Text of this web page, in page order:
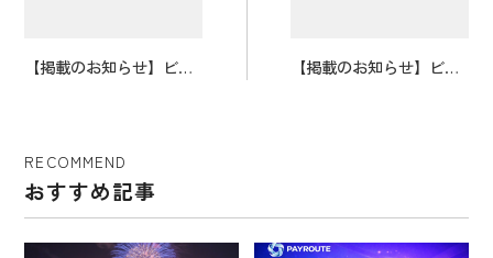
【掲載のお知らせ】ビジ
【掲載のお知らせ】ビジ
RECOMMEND
おすすめ記事